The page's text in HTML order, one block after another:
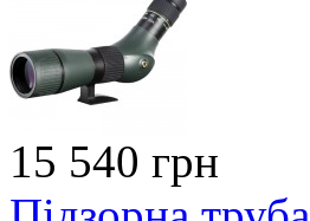
15 540 грн